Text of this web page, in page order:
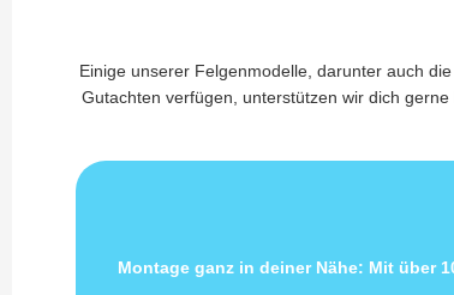
Einige unserer Felgenmodelle, darunter auch
Gutachten verfügen, unterstützen wir dich
Montage ganz in deiner Nähe: Mit über